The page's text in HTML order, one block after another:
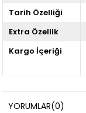
Tarih Özelliği
Extra Özellik
Kargo İçeriği
YORUMLAR(0)